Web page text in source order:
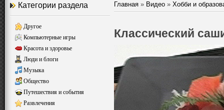
Категории раздела
Другое
Компьютерные игры
Красота и здоровье
Люди и блоги
Музыка
Общество
Путешествия и события
Развлечения
Главная » Видео » Хобби и
Классический